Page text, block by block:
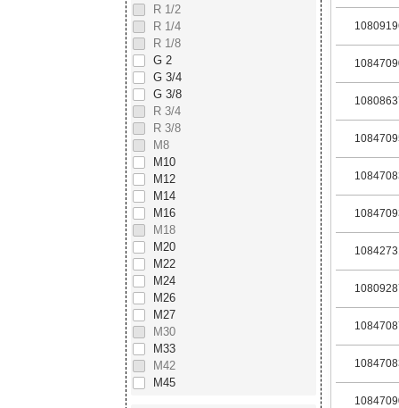
R 1/2
R 1/4
R 1/8
G 2
G 3/4
G 3/8
R 3/4
R 3/8
М8
М10
М12
М14
М16
М18
М20
М22
М24
М26
М27
М30
М33
М42
М45